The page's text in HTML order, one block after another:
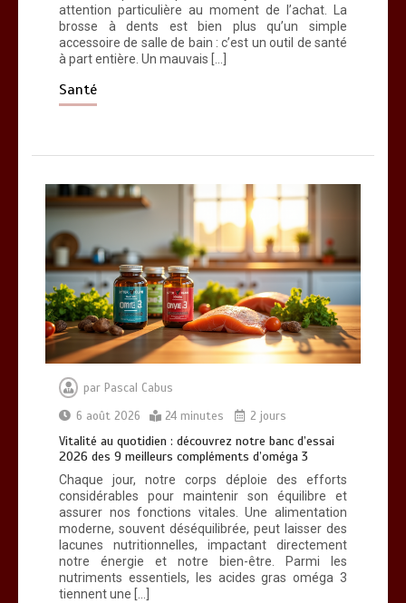
attention particulière au moment de l’achat. La
brosse à dents est bien plus qu’un simple
accessoire de salle de bain : c’est un outil de santé
à part entière. Un mauvais […]
Santé
par Pascal Cabus
6 août 2026
24 minutes 2 jours
Vitalité au quotidien : découvrez notre banc d’essai
2026 des 9 meilleurs compléments d’oméga 3
Chaque jour, notre corps déploie des efforts
considérables pour maintenir son équilibre et
assurer nos fonctions vitales. Une alimentation
moderne, souvent déséquilibrée, peut laisser des
lacunes nutritionnelles, impactant directement
notre énergie et notre bien-être. Parmi les
nutriments essentiels, les acides gras oméga 3
tiennent une […]